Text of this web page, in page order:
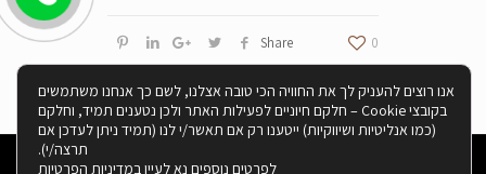
Share 0
אנו רוצים להעניק לך את החוויה הכי טובה אצלנו, לשם כך אנחנו משתמשים
בקובצי Cookie – חלקם חיוניים לפעילות האתר ולכן נטענים תמיד, וחלקם
(כמו אנליטיות ושיווקיות) ייטענו רק אם תאשר/י לנו (תמיד ניתן לעדכן אם
תרצה/י).
לפרטים נוספים נא לעיין במדיניות הפרטיות